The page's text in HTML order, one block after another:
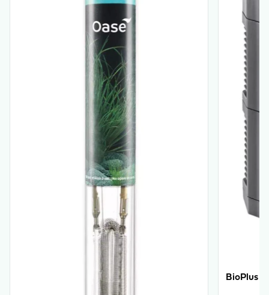
BioPlus